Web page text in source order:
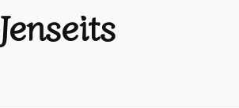
Jenseits